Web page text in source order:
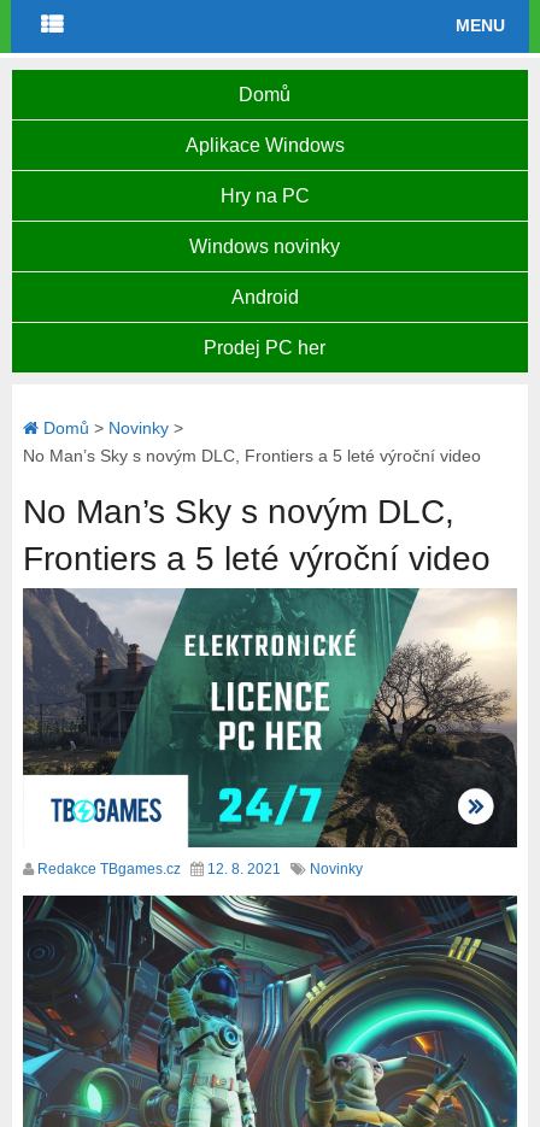
MENU
Domů
Aplikace Windows
Hry na PC
Windows novinky
Android
Prodej PC her
Domů > Novinky>
No Man’s Sky s novým DLC, Frontiers a 5 leté výroční video
No Man’s Sky s novým DLC,
Frontiers a 5 leté výroční video
Redakce TBgames.cz 12. 8. 2021 Novinky